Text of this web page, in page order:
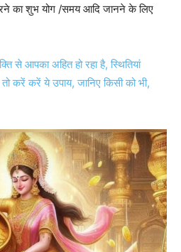
का शुभ योग /समय आदि जानने के लिए
से आपका अहित हो रहा है, स्थितियां
करें करें ये उपाय, जानिए किसी को भी,